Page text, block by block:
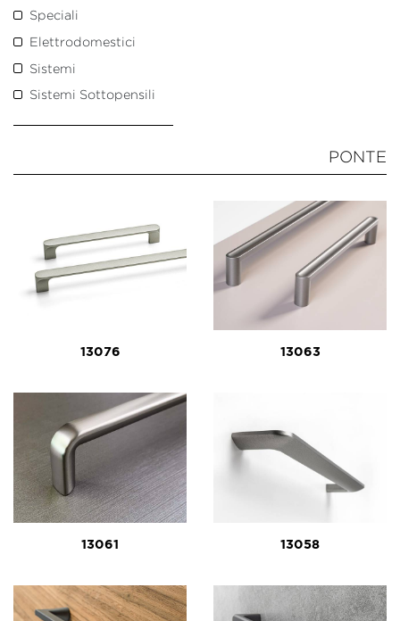
Speciali
Elettrodomestici
Sistemi
Sistemi Sottopensili
PONTE
13076 13063
13061 13058